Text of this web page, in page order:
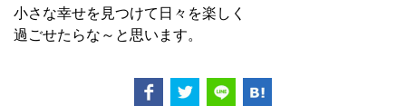
小さな幸せを見つけて日々を楽しく
過ごせたらな～と思います。